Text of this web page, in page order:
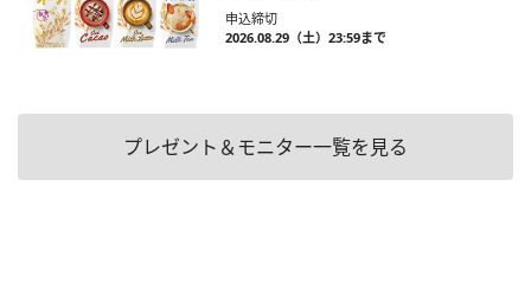
申込締切
2026.08.29（土）23:59まで
プレゼント＆モニター一覧を見る